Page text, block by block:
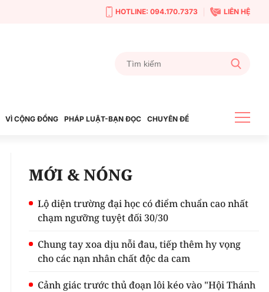
HOTLINE: 094.170.7373 LIÊN HỆ
VÌ CỘNG ĐỒNG PHÁP LUẬT-BẠN ĐỌC CHUYÊN ĐỀ
MỚI & NÓNG
Lộ diện trường đại học có điểm chuẩn cao nhất
chạm ngưỡng tuyệt đối 30/30
Chung tay xoa dịu nỗi đau, tiếp thêm hy vọng
cho các nạn nhân chất độc da cam
Cảnh giác trước thủ đoạn lôi kéo vào "Hội Thánh